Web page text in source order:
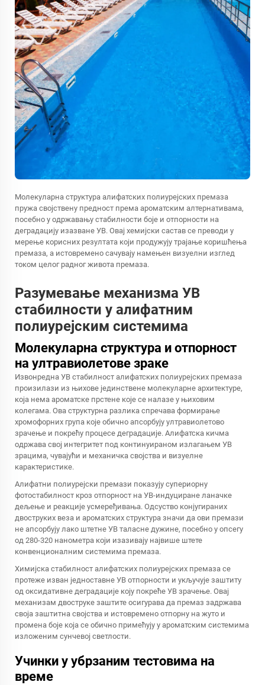
Молекуларна структура алифатских полиурејских премаза
пружа својствену предност према ароматским алтернативама,
посебно у одржавању стабилности боје и отпорности на
деградацију изазване УВ. Овај хемијски састав се преводи у
мерење корисних резултата који продужују трајање коришћења
премаза, а истовремено сачувају намењен визуелни изглед
током целог радног живота премаза.
Разумевање механизма УВ
стабилности у алифатним
полиурејским системима
Молекуларна структура и отпорност
на ултравиолетове зраке
Извонредна УВ стабилност алифатских полиурејских премаза
произилази из њихове јединствене молекуларне архитектуре,
која нема ароматске прстене које се налазе у њиховим
колегама. Ова структурна разлика спречава формирање
хромофорних група које обично апсорбују ултравиолетово
зрачење и покрећу процесе деградације. Алифатска кичма
одржава свој интегритет под континуираном излагањем УВ
зрацима, чувајући и механичка својства и визуелне
карактеристике.
Алифатни полиурејски премази показују супериорну
фотостабилност кроз отпорност на УВ-индуциране ланачке
дељење и реакције усмеређивања. Одсуство конјугираних
двоструких веза и ароматских структура значи да ови премази
не апсорбују лако штетне УВ таласне дужине, посебно у опсегу
од 280-320 нанометра који изазивају највише штете
конвенционалним системима премаза.
Химијска стабилност алифатских полиурејских премаза се
протеже изван једноставне УВ отпорности и укључује заштиту
од оксидативне деградације коју покреће УВ зрачење. Овај
механизам двоструке заштите осигурава да премаз задржава
своја заштитна својства и истовремено отпорну на жуто и
промена боје која се обично примећују у ароматским системима
изложеним сунчевој светлости.
Учинки у убрзаним тестовима на
време